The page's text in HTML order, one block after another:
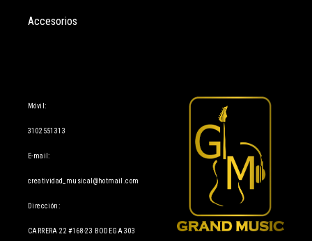
Accesorios
Móvil:
3102551313
E-mail:
creatividad_musical@hotmail.com
Dirección:
CARRERA 22 #168-23 BODEGA 303